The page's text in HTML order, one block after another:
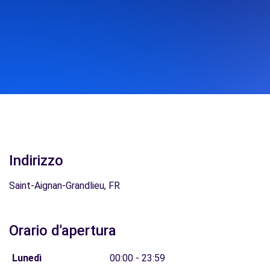
Indirizzo
Saint-Aignan-Grandlieu, FR
Orario d'apertura
Lunedì
00:00 - 23:59